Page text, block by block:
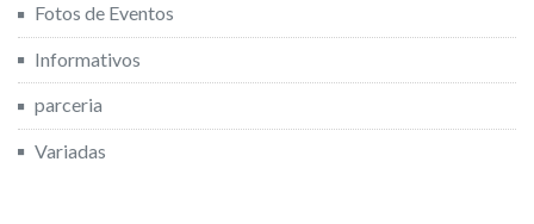
Fotos de Eventos
Informativos
parceria
Variadas